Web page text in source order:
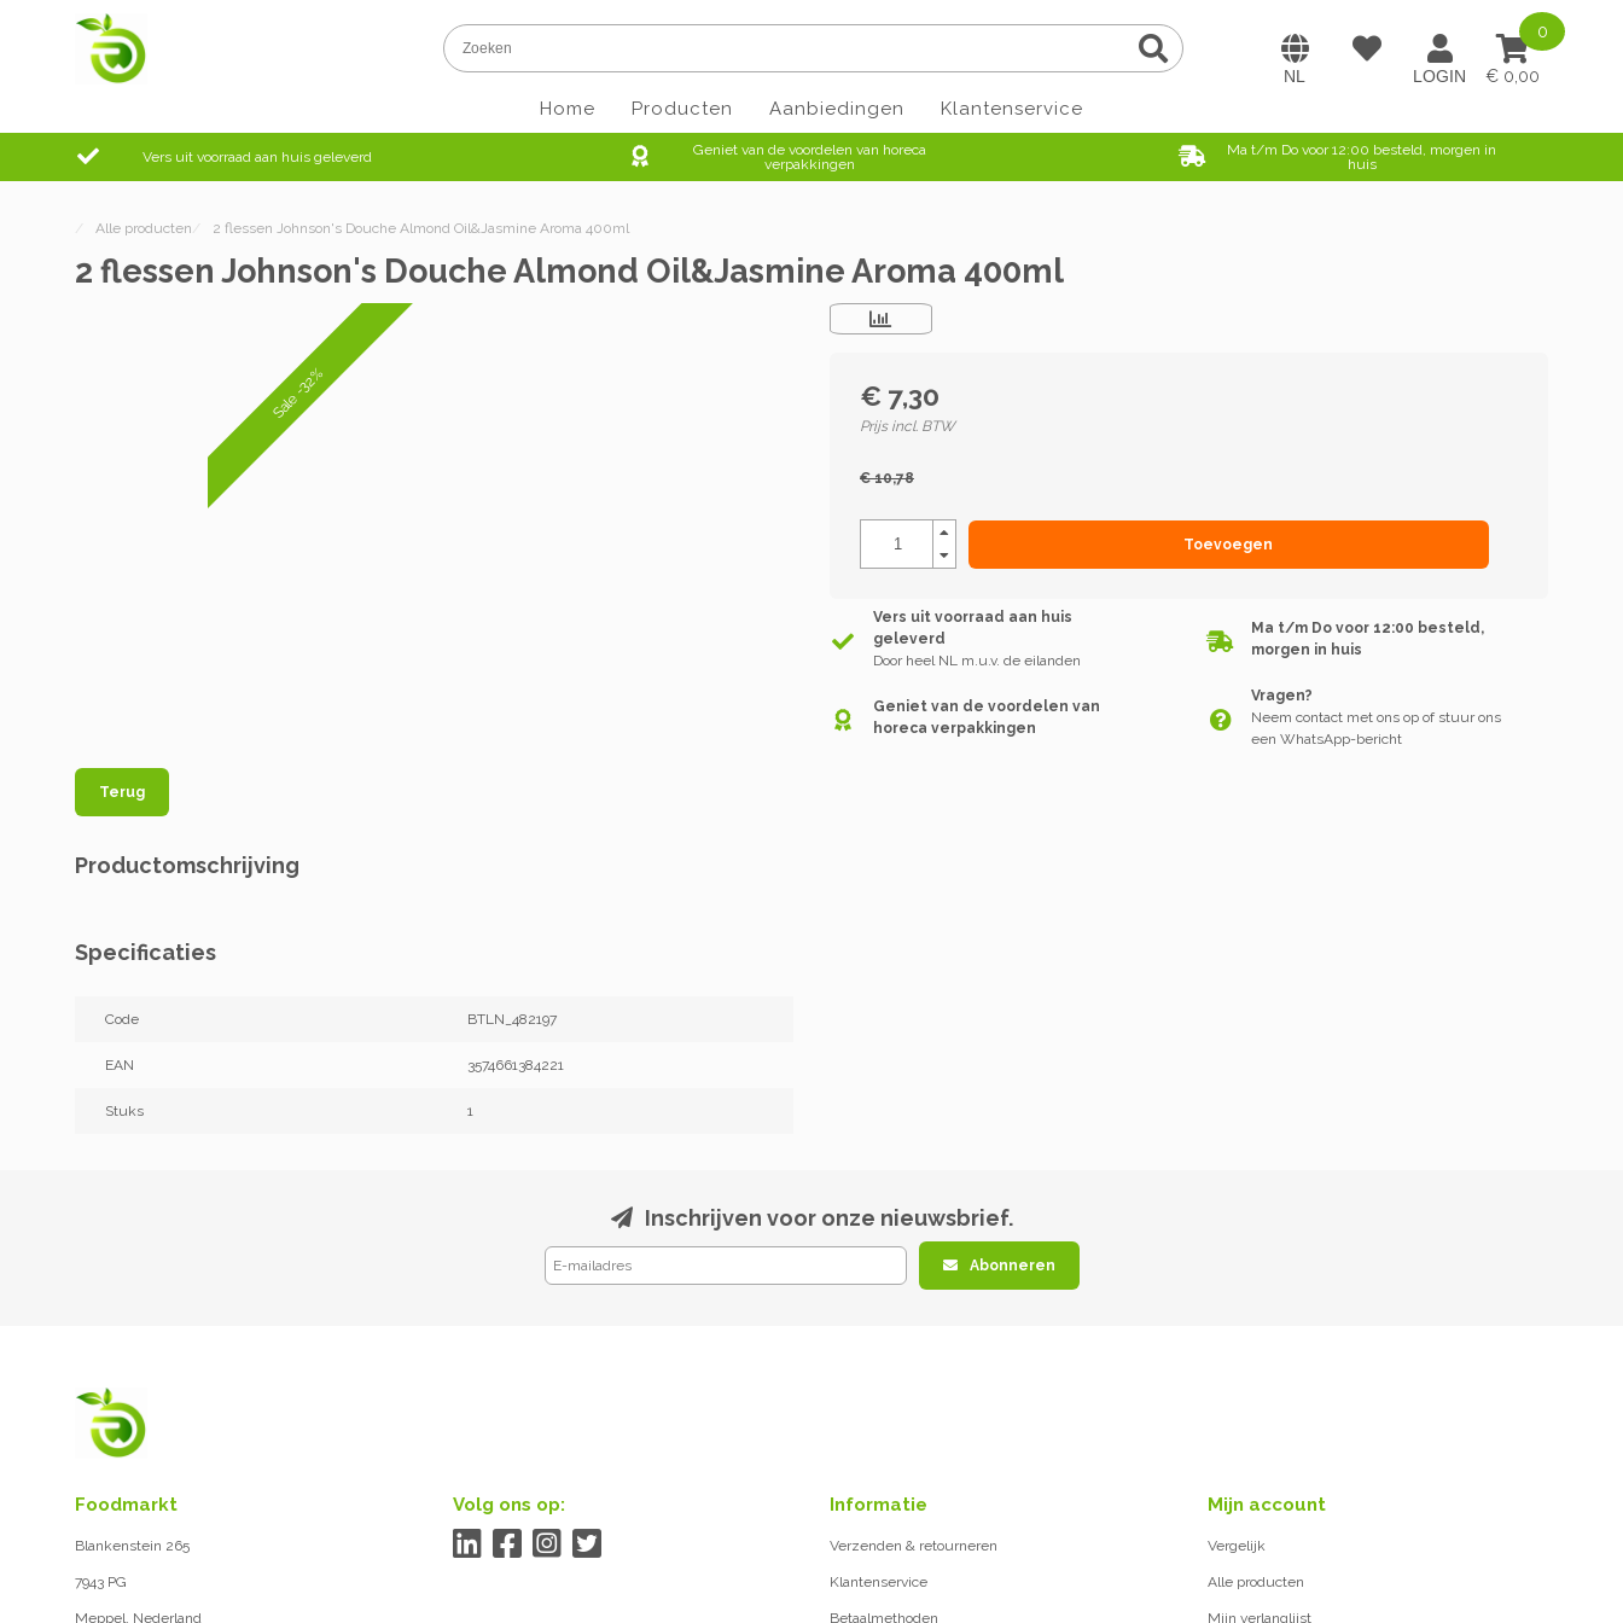
0,00
0
Home Producten Aanbiedingen Klantenservice
Vers uit voorraad aan huis geleverd
Geniet van de voordelen van horeca
verpakkingen
Ma t/m Do voor 12:00 besteld, morgen in
huis
/ Alle producten / 2 flessen Johnson's Douche Almond Oil&Jasmine Aroma 400ml
2 flessen Johnson's Douche Almond Oil&Jasmine Aroma 400ml
Sale -32%
Terug
€ 7,30
Prijs incl. BTW
€ 10,78
Toevoegen
Vers uit voorraad aan huis
geleverd
Door heel NL m.u.v. de eilanden
Ma t/m Do voor 12:00 besteld,
morgen in huis
Geniet van de voordelen van
horeca verpakkingen
Vragen?
Neem contact met ons op of stuur ons
een WhatsApp-bericht
Productomschrijving
Specificaties
Code BTLN_482197
EAN 3574661384221
Stuks 1
Inschrijven voor onze nieuwsbrief.
Abonneren
Foodmarkt
Blankenstein 265
7943 PG
Meppel, Nederland
Volg ons op: Informatie
Verzenden & retourneren
Klantenservice
Betaalmethoden
Mijn account
Vergelijk
Alle producten
Mijn verlanglijst